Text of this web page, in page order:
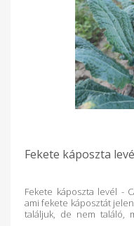
Fekete káposzta
Fekete káposzta levél -
ami fekete káposztát
találjuk, de nem találó,